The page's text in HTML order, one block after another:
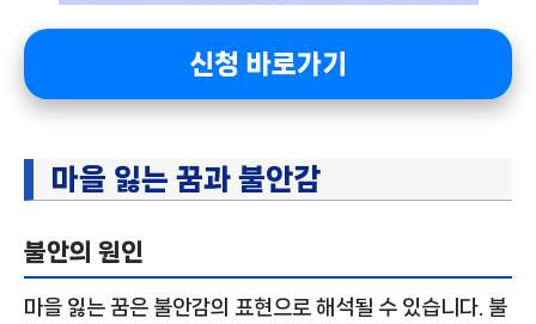
신청 바로가기
마을 잃는 꿈과 불안감
불안의 원인
마을 잃는 꿈은 불안감의 표현으로 해석될 수 있습니다. 불